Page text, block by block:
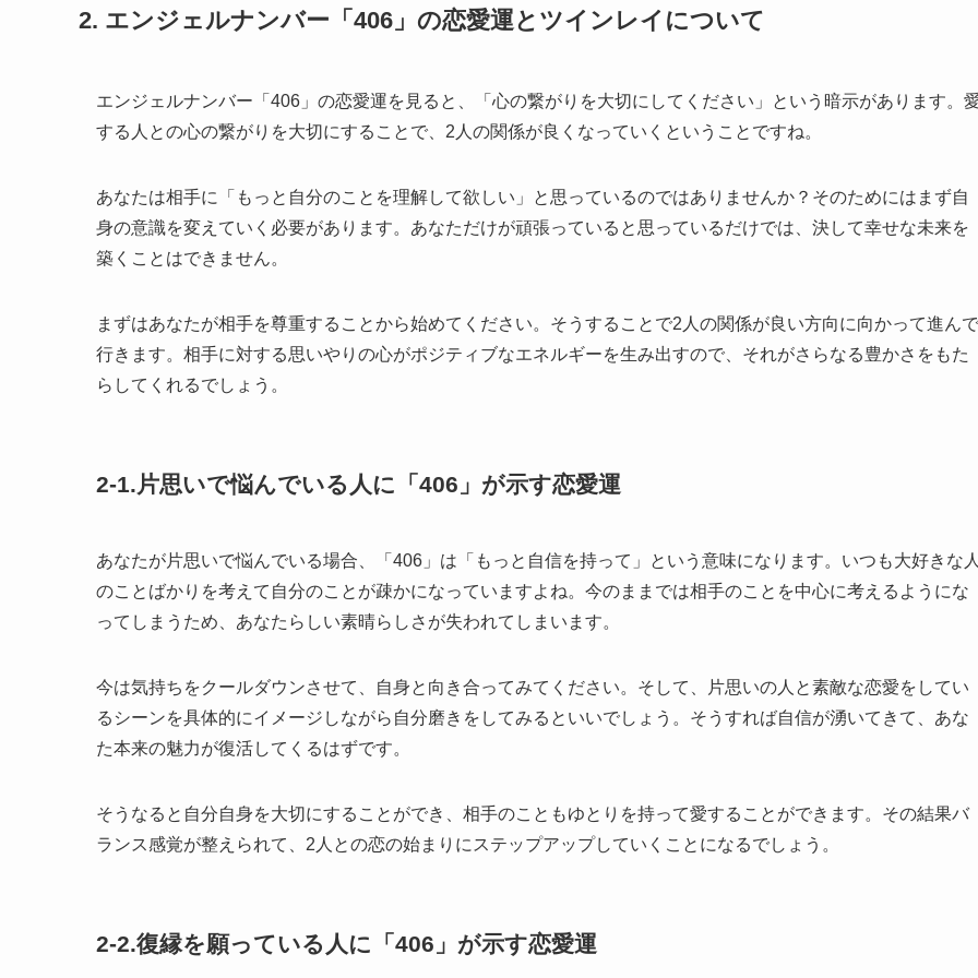
2. エンジェルナンバー「406」の恋愛運とツインレイについて
エンジェルナンバー「406」の恋愛運を見ると、「心の繋がりを大切にしてください」という暗示があります。
する人との心の繋がりを大切にすることで、2人の関係が良くなっていくということですね。
あなたは相手に「もっと自分のことを理解して欲しい」と思っているのではありませんか？そのためにはまず自
身の意識を変えていく必要があります。あなただけが頑張っていると思っているだけでは、決して幸せな未来を
築くことはできません。
まずはあなたが相手を尊重することから始めてください。そうすることで2人の関係が良い方向に向かって進んで
行きます。相手に対する思いやりの心がポジティブなエネルギーを生み出すので、それがさらなる豊かさをもた
らしてくれるでしょう。
2-1.片思いで悩んでいる人に「406」が示す恋愛運
あなたが片思いで悩んでいる場合、「406」は「もっと自信を持って」という意味になります。いつも大好きな
のことばかりを考えて自分のことが疎かになっていますよね。今のままでは相手のことを中心に考えるようにな
ってしまうため、あなたらしい素晴らしさが失われてしまいます。
今は気持ちをクールダウンさせて、自身と向き合ってみてください。そして、片思いの人と素敵な恋愛をしてい
るシーンを具体的にイメージしながら自分磨きをしてみるといいでしょう。そうすれば自信が湧いてきて、あな
た本来の魅力が復活してくるはずです。
そうなると自分自身を大切にすることができ、相手のこともゆとりを持って愛することができます。その結果バ
ランス感覚が整えられて、2人との恋の始まりにステップアップしていくことになるでしょう。
2-2.復縁を願っている人に「406」が示す恋愛運